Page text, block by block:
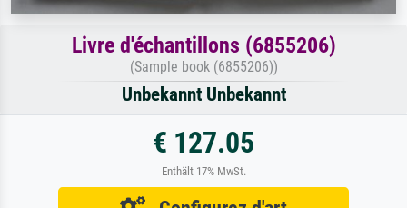
Livre d'échantillons (6855206)
(Sample book (6855206))
Unbekannt Unbekannt
€ 127.05
Enthält 17% MwSt.